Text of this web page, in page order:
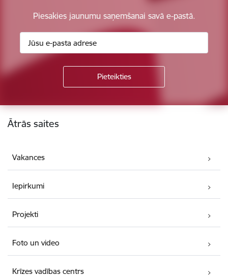
Piesakies jaunumu saņemšanai savā e-pastā.
Kājene
Ātrās saites
Vakances
Iepirkumi
Projekti
Foto un video
Krīzes vadības centrs